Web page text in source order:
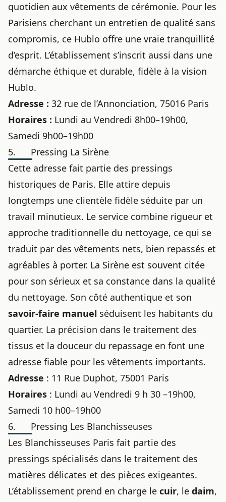
quotidien aux vêtements de cérémonie. Pour les
Parisiens cherchant un entretien de qualité sans
compromis, ce Hublo offre une vraie tranquillité
d’esprit. L’établissement s’inscrit aussi dans une
démarche éthique et durable, fidèle à la vision
Hublo.
Adresse : 32 rue de l’Annonciation, 75016 Paris
Horaires : Lundi au Vendredi 8h00–19h00,
Samedi 9h00–19h00
5. Pressing La Sirène
Cette adresse fait partie des pressings
historiques de Paris. Elle attire depuis
longtemps une clientèle fidèle séduite par un
travail minutieux. Le service combine rigueur et
approche traditionnelle du nettoyage, ce qui se
traduit par des vêtements nets, bien repassés et
agréables à porter. La Sirène est souvent citée
pour son sérieux et sa constance dans la qualité
du nettoyage. Son côté authentique et son
savoir-faire manuel séduisent les habitants du
quartier. La précision dans le traitement des
tissus et la douceur du repassage en font une
adresse fiable pour les vêtements importants.
Adresse : 11 Rue Duphot, 75001 Paris
Horaires : Lundi au Vendredi 9 h 30 –19h00,
Samedi 10 h00–19h00
6. Pressing Les Blanchisseuses
Les Blanchisseuses Paris fait partie des
pressings spécialisés dans le traitement des
matières délicates et des pièces exigeantes.
L’établissement prend en charge le cuir, le daim,